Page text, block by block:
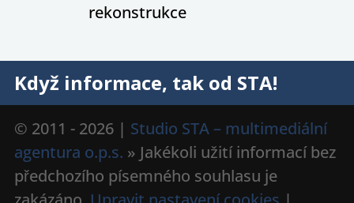
rekonstrukce
Když informace, tak od STA!
© 2011 - 2026 | Studio STA – multimediální
agentura o.p.s. » Jakékoli užití informací bez
předchozího písemného souhlasu je